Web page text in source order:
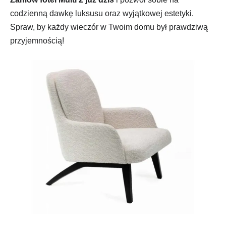
codzienną dawkę luksusu oraz wyjątkowej estetyki.
Spraw, by każdy wieczór w Twoim domu był prawdziwą
przyjemnością!